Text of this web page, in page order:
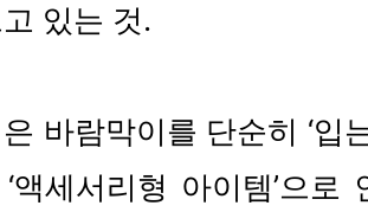
있는 것.
바람막이를 단순히 ‘입
액세서리형 아이템’으